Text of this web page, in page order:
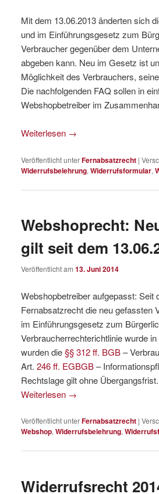
Mit dem 13.06.2013 änderten sich
und im Einführungsgesetz zum
Verbraucher gegenüber dem
abgeben kann. Neu im Gesetz ist
Möglichkeit des Verbrauchers,
Die nachfolgenden FAQ sollen in
Webshopbetreiber im
Weiterlesen →
Veröffentlicht unterFernabsatzrecht |
Widerrufsbelehrung, Widerrufsformular,
Webshoprecht:
gilt seit dem
Veröffentlicht am 13. Juni 2014
Webshopbetreiber aufgepasst: Seit
Fernabsatzrecht die neu gefassten
im Einführungsgesetz zum
Verbraucherrechterichtlinie wurde
wurden die§§ 312 ff. BGB–
Art. 246 ff. EGBGB–
Rechtslage gilt ohne
Weiterlesen →
Veröffentlicht unterFernabsatzrecht |
Webshop, Widerrufsbelehrung,
Widerrufsrecht